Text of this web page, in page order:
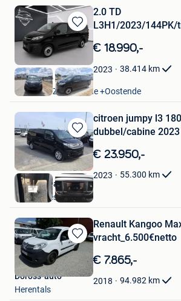
Bewaren
in
Mijn
Favorieten
2.0 TD
L3H1/2023/
€ 18.990,-
2023 38.414 km
borsellino car
Oostende Zandvoorde +Oostende
Bewaren
in
Mijn
Favorieten
citroen jumpy l3
dubbel/cabine
€ 23.950,-
2023 55.300 km
Sneyers Hans
Linter-Drieslinter
Bewaren
in
Mijn
Favorieten
Renault Kangoo
vracht_6.500€netto
€ 7.865,-
2018 94.982 km
Doross-auto
Herentals